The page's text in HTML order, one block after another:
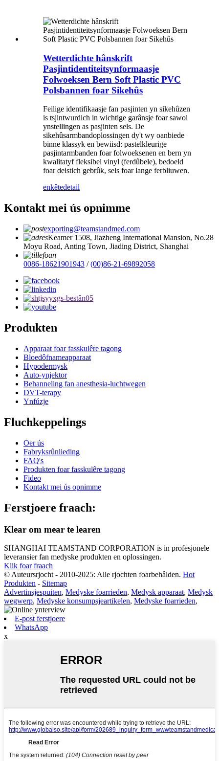
Wetterdichte hânskrift
Pasjintidentiteitsynformaasje
Folwoeksen Bern Soft Plastic PVC
Polsbannen foar Sikehûs
Feilige identifikaasje fan pasjinten yn sikehûzen
is tsjintwurdich in wichtige garânsje foar sawol
ynstellingen as pasjinten sels. De
sikehûsarmbandoplossingen dy't wy oanbiede
binne klassyk en bewiisd: pastelkleurige
pasjintarmbanden foar folwoeksenen en bern yn
kwalitatyf fleksibel vinyl (ferdûbele), bedoeld
foar deistich gebrûk, sels foar lange ferbliuwen.
enkêtedetail
Kontakt mei ús opnimme
exporting@teamstandmed.com
Keamer 1508, Jiazheng International Mansion, No.28
Moyu Road, Anting Town, Jiading District, Shanghai
0086-18621901943 /(00)86-21-69892058
Produkten
Apparaat foar fasskulêre tagong
Bloedôfnameapparaat
Hypodermysk
Auto-ynjektor
Behanneling fan anesthesia-luchtwegen
DVT-terapy
Ynfúzje
Fluchkeppelings
Oer ús
Fabryksrûnlieding
FAQ's
Produkten foar fasskulêre tagong
Fideo
Kontakt mei ús opnimme
Ferstjoere fraach:
Klear om mear te learen
SHANGHAI TEAMSTAND CORPORATION is in profesjonele
leveransier fan medyske produkten en oplossingen.
Klik foar fraach
© Auteursrjocht - 2010-2025: Alle rjochten foarbehâlden. Hot
Produkten - Sitemap
Advertinsjespuiten, Medyske foarrieden, Medysk apparaat, Medysk
wegwerp, Medyske konsumpsjeartikelen, Medyske foarrieden,
E-post ferstjoere
WhatsApp
x